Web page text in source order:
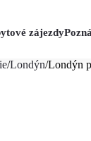
zájezdy
/Londýn/Londýn